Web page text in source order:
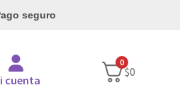
seguro
cuenta
0
$0